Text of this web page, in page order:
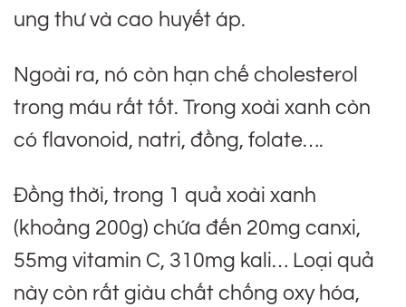
ung thư và cao huyết áp.
Ngoài ra, nó còn hạn chế cholesterol
trong máu rất tốt. Trong xoài xanh còn
có flavonoid, natri, đồng, folate….
Đồng thời, trong 1 quả xoài xanh
(khoảng 200g) chứa đến 20mg canxi,
55mg vitamin C, 310mg kali… Loại quả
này còn rất giàu chất chống oxy hóa,